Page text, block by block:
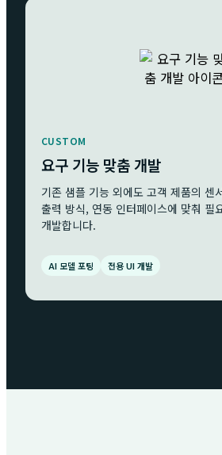
CUSTOM
요구 기능 맞춤 개발
기존 샘플 기능 외에도 고객 제품의 센
출력 방식, 연동 인터페이스에 맞춰 필
개발합니다.
AI 모델 포팅 전용 UI 개발